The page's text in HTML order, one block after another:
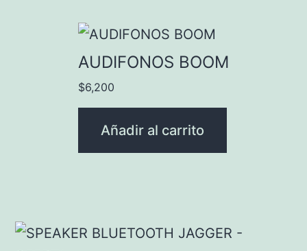
AUDIFONOS BOOM
$6,200
Añadir al carrito